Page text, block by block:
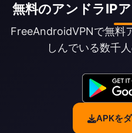
無料のアンドラIP
FreeAndroidVPNで無料
しんでいる数千
APKを